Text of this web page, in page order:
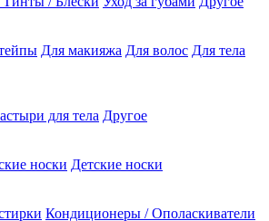
Для макияжа Для волос Для тела
для тела Другое
носки Детские носки
Кондиционеры / Ополаскиватели